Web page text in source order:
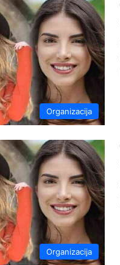
Organizacija
Organizacija